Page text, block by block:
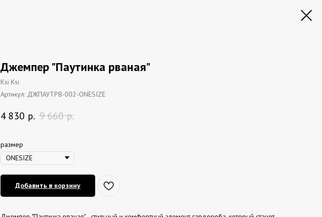
Джемпер "Паутинка рваная"
Ksi Ksi
Артикул: ДЖПАУТРВ-002-ONESIZE
4 830 р. 9 660 р.
размер
Добавить в корзину